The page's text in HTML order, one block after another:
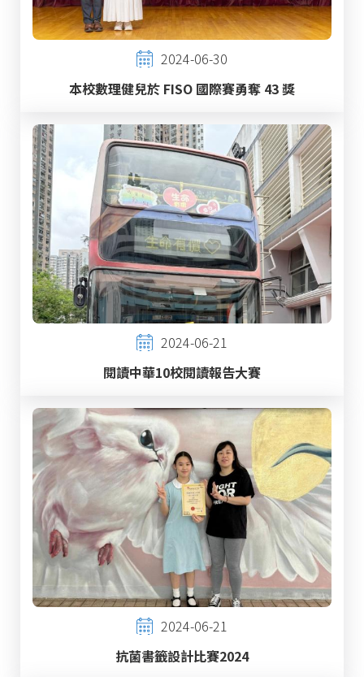
2024-06-30
本校數理健兒於 FISO 國際賽勇奪 43 獎
2024-06-21
閱讀中華10校閱讀報告大賽
2024-06-21
抗菌書籤設計比賽2024